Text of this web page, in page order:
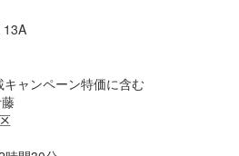
ャンペーン特価に含む